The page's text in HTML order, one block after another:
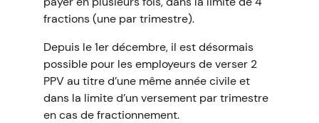
fractions (une par trimestre).
Depuis le 1er décembre, il est désormais
possible pour les employeurs de verser 2
PPV au titre d’une même année civile et
dans la limite d’un versement par trimestre
en cas de fractionnement.